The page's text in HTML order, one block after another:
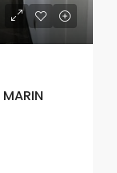
MARIN